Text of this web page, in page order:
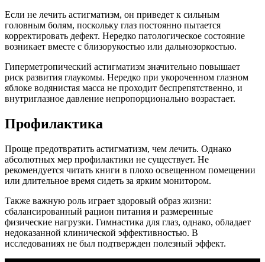
Если не лечить астигматизм, он приведет к сильным
головным болям, поскольку глаз постоянно пытается
корректировать дефект. Нередко патологическое состояние
возникает вместе с близорукостью или дальнозоркостью.
Гиперметропический астигматизм значительно повышает
риск развития глаукомы. Нередко при укороченном глазном
яблоке водянистая масса не проходит беспрепятственно, и
внутриглазное давление непропорционально возрастает.
Профилактика
Проще предотвратить астигматизм, чем лечить. Однако
абсолютных мер профилактики не существует. Не
рекомендуется читать книги в плохо освещенном помещении
или длительное время сидеть за ярким монитором.
Также важную роль играет здоровый образ жизни:
сбалансированный рацион питания и размеренные
физические нагрузки. Гимнастика для глаз, однако, обладает
недоказанной клинической эффективностью. В
исследованиях не был подтвержден полезный эффект.